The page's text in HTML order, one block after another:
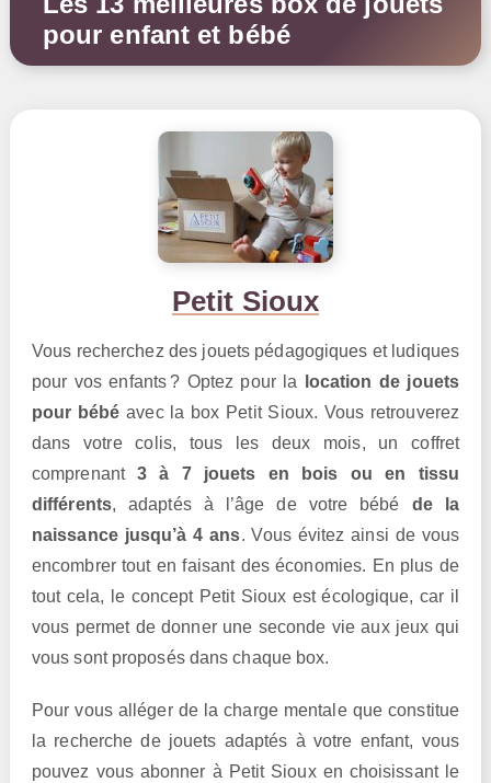
pour enfant et bébé
Petit Sioux
Vous recherchez des jouets pédagogiques et ludiques
pour vos enfants ? Optez pour la
location de jouets
pour bébé avec la box Petit Sioux. Vous retrouverez
dans votre colis, tous les deux mois, un coffret
comprenant3 à 7 jouets en bois ou en tissu
différents, adaptés à l’âge de votre bébé de la
naissance jusqu’à 4 ans. Vous évitez ainsi de vous
encombrer tout en faisant des économies. En plus de
tout cela, le concept Petit Sioux est écologique, car il
vous permet de donner une seconde vie aux jeux qui
vous sont proposés dans chaque box.
Pour vous alléger de la charge mentale que constitue
la recherche de jouets adaptés à votre enfant, vous
pouvez vous abonner à Petit Sioux en choisissant le